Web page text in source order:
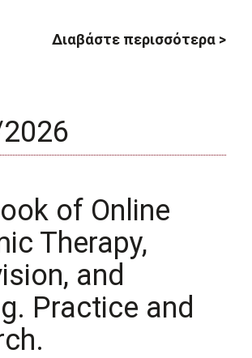
Διαβάστε περισσότερα >
of Online
Therapy,
and
Practice and